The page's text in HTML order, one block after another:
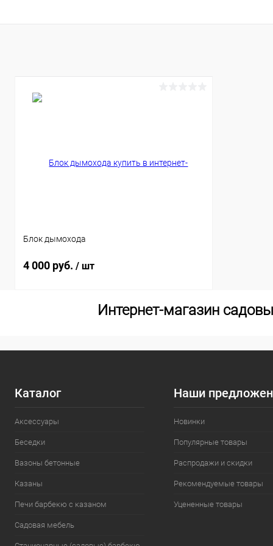
Блок дымохода
4 000 руб. / шт
Интернет-магазин
Каталог
Аксессуары
Беседки
Вазоны бетонные
Казаны
Печи барбекю с казаном
Садовая мебель
Наши
Новинки
Популярные товары
Распродажи и скидки
Рекомендуемые товары
Уцененные товары